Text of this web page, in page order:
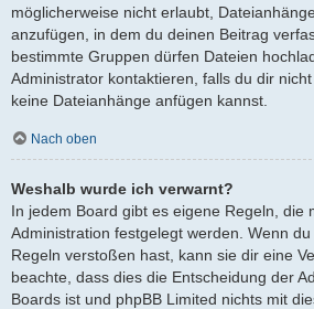
möglicherweise nicht erlaubt,
anzufügen, in dem du deinen Beitrag
bestimmte Gruppen dürfen Dateien
Administrator kontaktieren, falls du dir
keine Dateianhänge anfügen kannst.
Nach oben
Weshalb wurde ich verwarnt?
In jedem Board gibt es eigene Regeln, die
Administration festgelegt werden. Wenn
Regeln verstoßen hast, kann sie dir eine
beachte, dass dies die Entscheidung der
Boards ist und phpBB Limited nichts mit